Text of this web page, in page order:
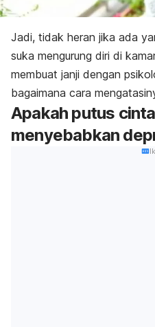
Jadi, tidak heran jika ada
suka mengurung diri di
membuat janji dengan
bagaimana cara
Apakah putus
menyebabkan